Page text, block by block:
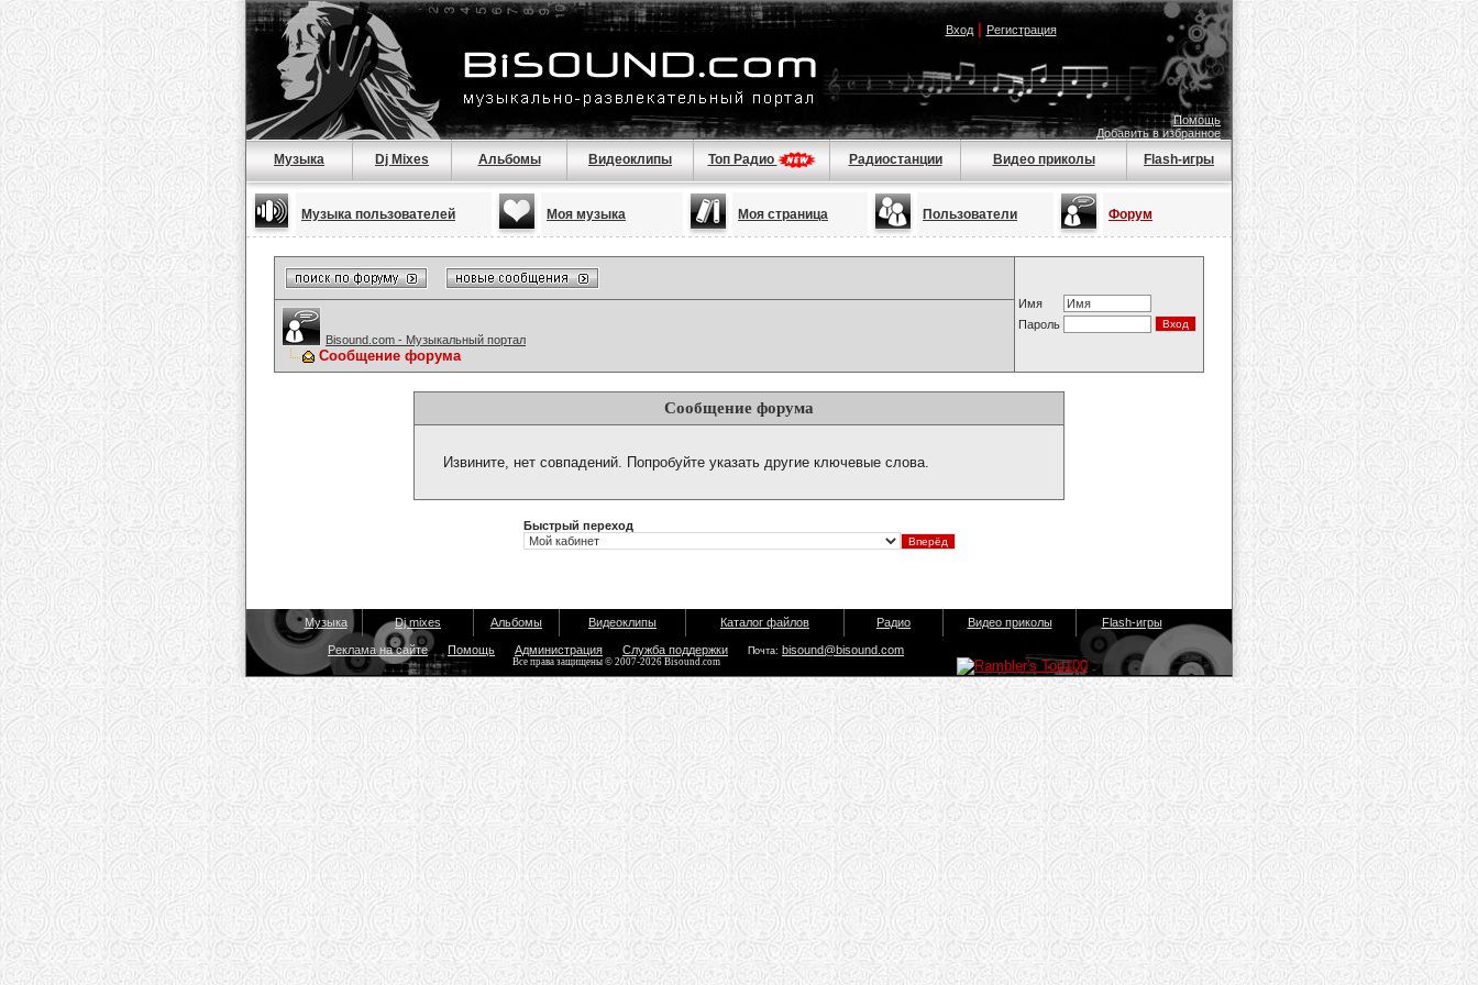
Вход| Регистрация
Помощь
Добавить в избранное
Музыка Dj Mixes Альбомы Видеоклипы Топ Радио Радиостанции Видео приколы Flash-игры
Музыка пользователей Моя музыка Моя страница Пользователи Форум
Имя
Пароль
Bisound.com - Музыкальный портал
Сообщение форума
Сообщение форума
Извините, нет совпадений. Попробуйте указать другие ключевые слова.
Быстрый переход
Музыка Dj mixes Альбомы Видеоклипы Каталог файлов Радио Видео приколы Flash-игры
Реклама на сайте Помощь Администрация Служба поддержки Почта: bisound@bisound.com
Все права защищены © 2007-2026 Bisound.com